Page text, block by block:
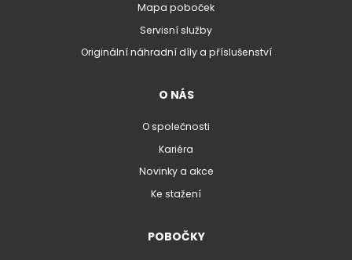
Mapa poboček
Servisní služby
Originální náhradní díly a příslušenství
O NÁS
O společnosti
Kariéra
Novinky a akce
Ke stažení
POBOČKY